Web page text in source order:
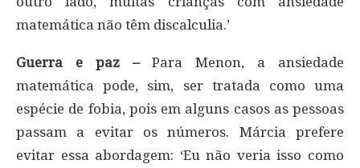
matemática não têm discalculia.’
Guerra e paz –Para Menon, a ansiedade
matemática pode, sim, ser tratada como uma
espécie de fobia, pois em alguns casos as pessoas
passam a evitar os números. Márcia prefere
evitar essa abordagem: ‘Eu não veria isso como